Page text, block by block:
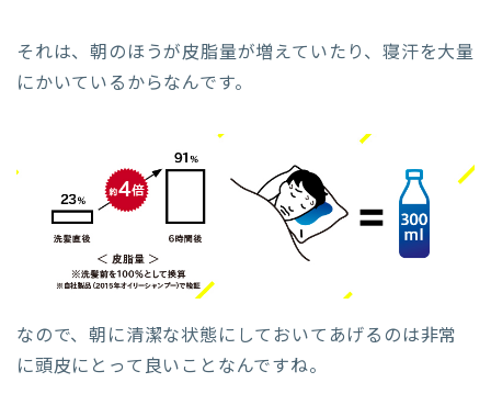
それは、朝のほうが皮脂量が増えていたり、寝汗を大量
にかいているからなんです。
なので、朝に清潔な状態にしておいてあげるのは非常
に頭皮にとって良いことなんですね。